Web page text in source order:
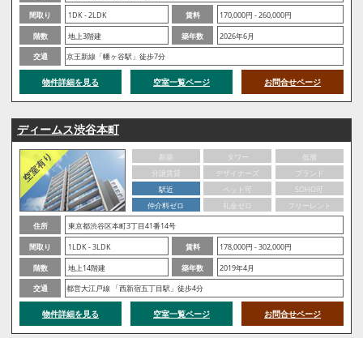
間取り
1DK - 2LDK 賃料
170,000円 - 260,000円
階数
地上3階建 築年数
2026年6月
交通
京王新線「幡ヶ谷駅」徒歩7分
物件詳細を見る 空室一覧ページ お問合せページ
ディームス渋谷本町
新築 タワー
低層
分譲賃貸
デザイナーズ
ブランド
駅近
ペット可
SOHO可
仲介料ゼロ
礼金ゼロ
フリーレント
住所
東京都渋谷区本町3丁目41番14号
間取り
1LDK - 3LDK 賃料
178,000円 - 302,000円
階数
地上14階建 築年数
2019年4月
交通
都営大江戸線 「西新宿五丁目駅」徒歩4分
物件詳細を見る 空室一覧ページ お問合せページ